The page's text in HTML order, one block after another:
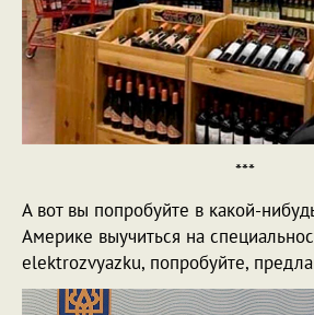
***
А вот вы попробуйте в какой-
Америке выучиться на
elektrozvyazku, попробуйте,